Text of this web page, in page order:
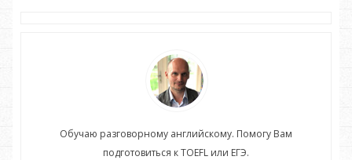
Обучаю разговорному английскому. Помогу Вам
подготовиться к TOEFL или ЕГЭ.